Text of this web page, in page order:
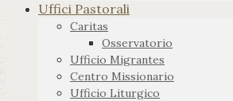
Uffici Pastorali
Caritas
Osservatorio
Ufficio Migrantes
Centro Missionario
Ufficio Liturgico